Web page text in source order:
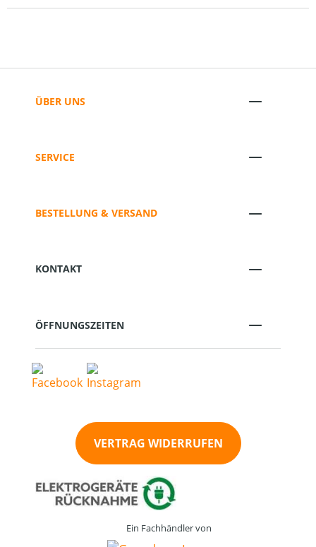
ÜBER UNS
SERVICE
BESTELLUNG & VERSAND
KONTAKT
ÖFFNUNGSZEITEN
VERTRAG WIDERRUFEN
Ein Fachhändler von